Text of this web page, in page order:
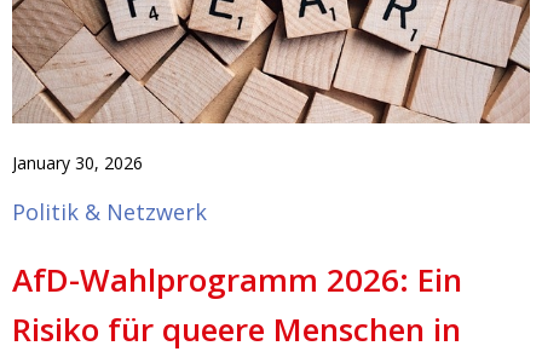
January 30, 2026
Politik & Netzwerk
AfD-Wahlprogramm 2026: Ein
Risiko für queere Menschen in